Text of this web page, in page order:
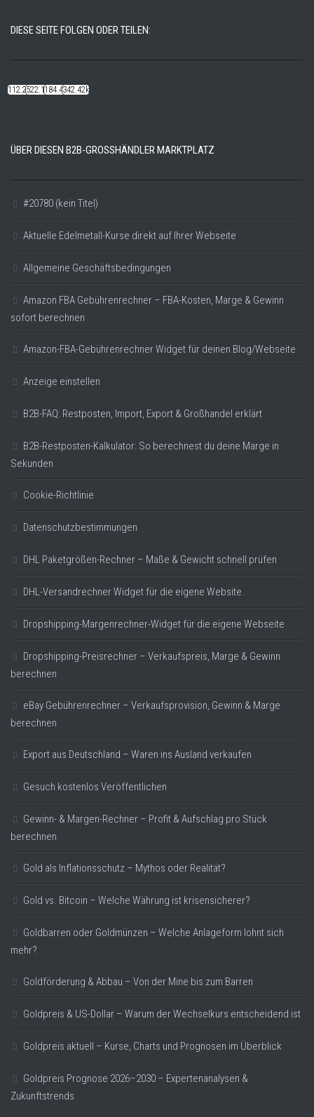
DIESE SEITE FOLGEN ODER TEILEN:
112.22k522.14k184.48k342.42k
ÜBER DIESEN B2B-GROSSHÄNDLER MARKTPLATZ
#20780 (kein Titel)
Aktuelle Edelmetall-Kurse direkt auf Ihrer Webseite
Allgemeine Geschäftsbedingungen
Amazon FBA Gebührenrechner – FBA-Kosten, Marge & Gewinn
sofort berechnen
Amazon-FBA-Gebührenrechner Widget für deinen Blog/Webseite
Anzeige einstellen
B2B-FAQ: Restposten, Import, Export & Großhandel erklärt
B2B-Restposten-Kalkulator: So berechnest du deine Marge in
Sekunden
Cookie-Richtlinie
Datenschutzbestimmungen
DHL Paketgrößen-Rechner – Maße & Gewicht schnell prüfen
DHL-Versandrechner Widget für die eigene Website.
Dropshipping-Margenrechner-Widget für die eigene Webseite
Dropshipping-Preisrechner – Verkaufspreis, Marge & Gewinn
berechnen
eBay Gebührenrechner – Verkaufsprovision, Gewinn & Marge
berechnen
Export aus Deutschland – Waren ins Ausland verkaufen
Gesuch kostenlos Veröffentlichen
Gewinn- & Margen-Rechner – Profit & Aufschlag pro Stück
berechnen
Gold als Inflationsschutz – Mythos oder Realität?
Gold vs. Bitcoin – Welche Währung ist krisensicherer?
Goldbarren oder Goldmünzen – Welche Anlageform lohnt sich
mehr?
Goldförderung & Abbau – Von der Mine bis zum Barren
Goldpreis & US-Dollar – Warum der Wechselkurs entscheidend ist
Goldpreis aktuell – Kurse, Charts und Prognosen im Überblick
Goldpreis Prognose 2026–2030 – Expertenanalysen &
Zukunftstrends